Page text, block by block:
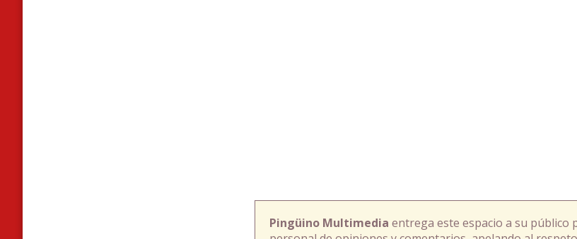
Pingüino Multimedia entrega este espacio a su público